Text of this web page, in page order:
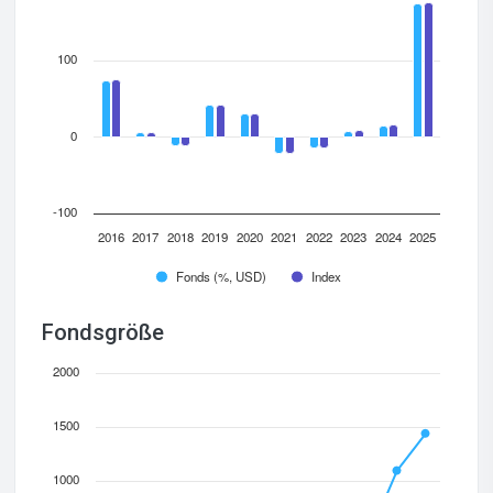
Fonds (%, USD) Index
2016 2017 2018 2019 2020 2021 2022 2023 2024 2025
-100
0
100
Fondsgröße
1000
1500
2000